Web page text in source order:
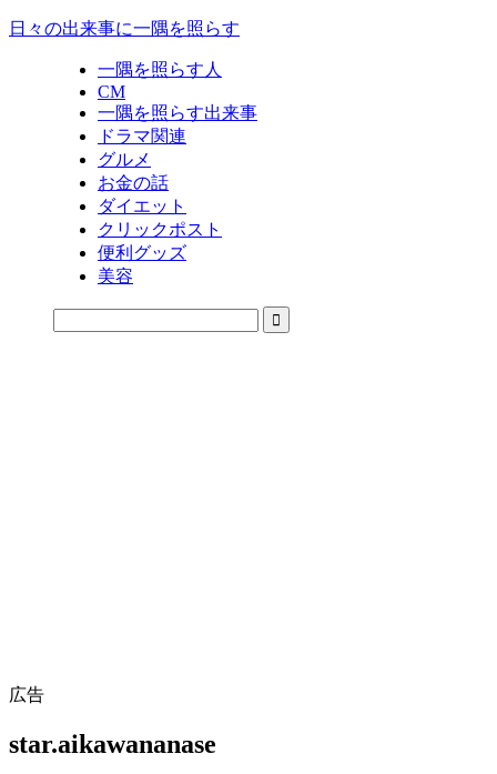
日々の出来事に一隅を照らす
一隅を照らす人
CM
一隅を照らす出来事
ドラマ関連
グルメ
お金の話
ダイエット
クリックポスト
便利グッズ
美容
広告
star.aikawananase